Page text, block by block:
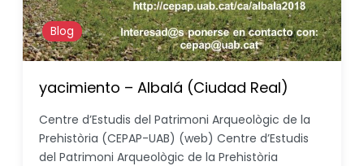
Blog
yacimiento – Albalá (Ciudad Real)
Centre d’Estudis del Patrimoni Arqueològic de la
Prehistòria (CEPAP-UAB) (web) Centre d’Estudis
del Patrimoni Arqueològic de la Prehistòria